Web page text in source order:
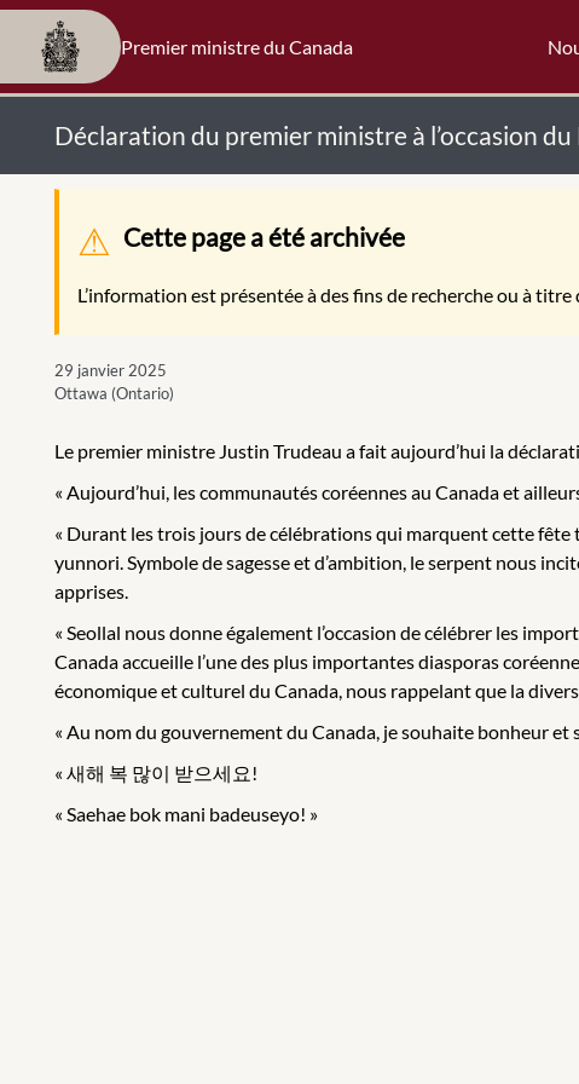
Premier ministre du Canada
Déclaration du premier ministre à l’occasion
Message d'avertissement
Cette page a été archivée
L’information est présentée à des fins de recherche ou à
29 janvier 2025
Ottawa (Ontario)
Le premier ministre Justin Trudeau a fait aujourd’hui la
« Aujourd’hui, les communautés coréennes au Canada et
« Durant les trois jours de célébrations qui marquent cette
yunnori. Symbole de sagesse et d’ambition, le serpent nous
apprises.
« Seollal nous donne également l’occasion de célébrer les
Canada accueille l’une des plus importantes diasporas
économique et culturel du Canada, nous rappelant que la
« Au nom du gouvernement du Canada, je souhaite bonheur
« 새해 복 많이 받으세요!
« Saehae bok mani badeuseyo! »